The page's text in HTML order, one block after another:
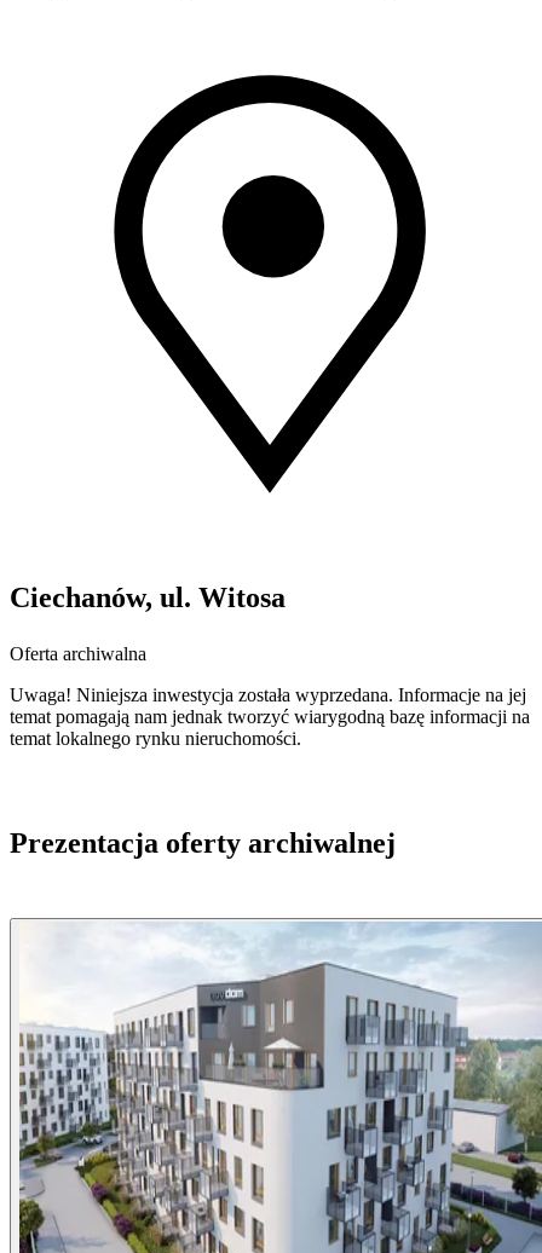
Ciechanów, ul. Witosa
Oferta archiwalna
Uwaga! Niniejsza inwestycja została wyprzedana. Informacje na jej
temat pomagają nam jednak tworzyć wiarygodną bazę informacji na
temat lokalnego rynku nieruchomości.
Prezentacja oferty archiwalnej